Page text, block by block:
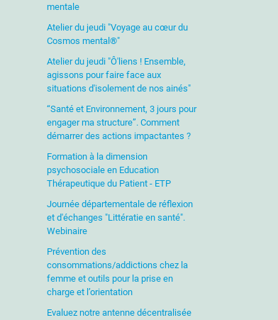
mentale
Atelier du jeudi "Voyage au cœur du
Cosmos mental®"
Atelier du jeudi "Ô'liens ! Ensemble,
agissons pour faire face aux
situations d'isolement de nos ainés"
“Santé et Environnement, 3 jours pour
engager ma structure”. Comment
démarrer des actions impactantes ?
Formation à la dimension
psychosociale en Education
Thérapeutique du Patient - ETP
Journée départementale de réflexion
et d'échanges "Littératie en santé".
Webinaire
Prévention des
consommations/addictions chez la
femme et outils pour la prise en
charge et l’orientation
Evaluez notre antenne décentralisée